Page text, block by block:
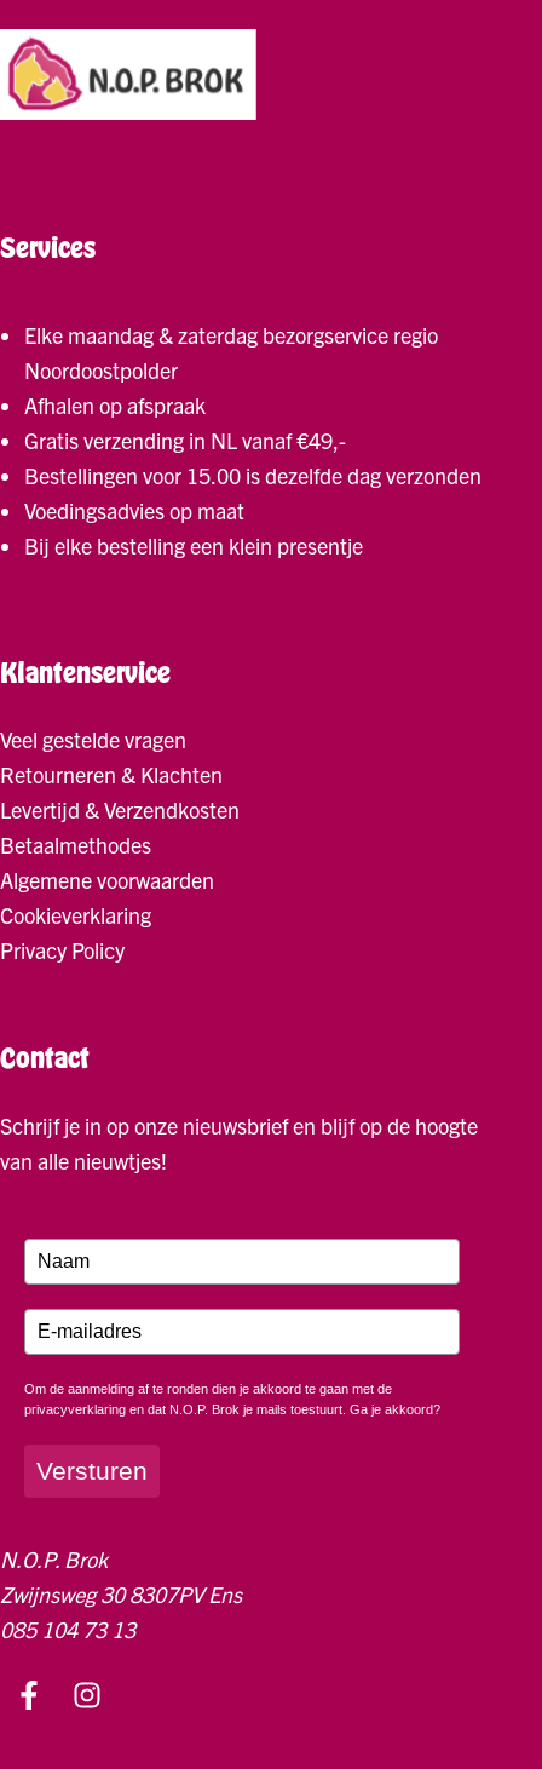
Services
Elke maandag & zaterdag bezorgservice regio
Noordoostpolder
Afhalen op afspraak
Gratis verzending in NL vanaf €49,-
Bestellingen voor 15.00 is dezelfde dag verzonden
Voedingsadvies op maat
Bij elke bestelling een klein presentje
Klantenservice
Veel gestelde vragen
Retourneren & Klachten
Levertijd & Verzendkosten
Betaalmethodes
Algemene voorwaarden
Cookieverklaring
Privacy Policy
Contact
Schrijf je in op onze nieuwsbrief en blijf op de hoogte
van alle nieuwtjes!
Om de aanmelding af te ronden dien je akkoord te gaan met de
privacyverklaring en dat N.O.P. Brok je mails toestuurt. Ga je akkoord?
Versturen
N.O.P. Brok
Zwijnsweg 30 8307PV Ens
085 104 73 13